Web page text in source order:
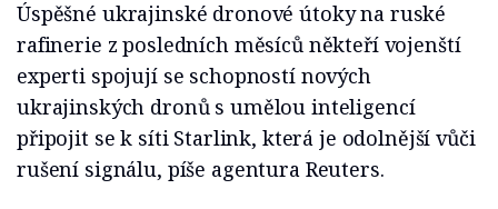
Úspěšné ukrajinské dronové útoky na ruské
rafinerie z posledních měsíců někteří vojenští
experti spojují se schopností nových
ukrajinských dronů s umělou inteligencí
připojit se k síti Starlink, která je odolnější vůči
rušení signálu, píše agentura Reuters.